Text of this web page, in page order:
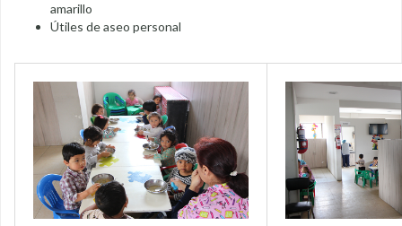
amarillo
Útiles de aseo personal